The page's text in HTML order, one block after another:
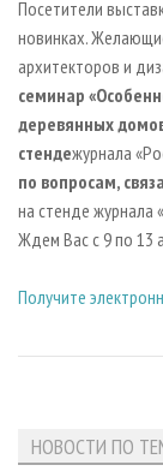
Посетители
новинках.
архитекторов и
семинар
деревянных
стендежурнала
по вопросам,
на стенде журнала
Ждем Вас с 9 по 13
Получите
НОВОСТИ ПО